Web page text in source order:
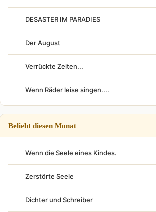
DESASTER IM PARADIES
Der August
Verrückte Zeiten...
Wenn Räder leise singen....
Beliebt diesen Monat
Wenn die Seele eines Kindes.
Zerstörte Seele
Dichter und Schreiber